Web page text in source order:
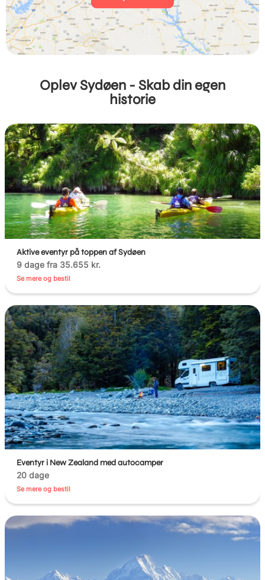
Oplev Sydøen - Skab din egen
historie
Aktive eventyr på toppen af Sydøen
9 dage fra 35.655 kr.
Se mere og bestil
Eventyr i New Zealand med autocamper
20 dage
Se mere og bestil